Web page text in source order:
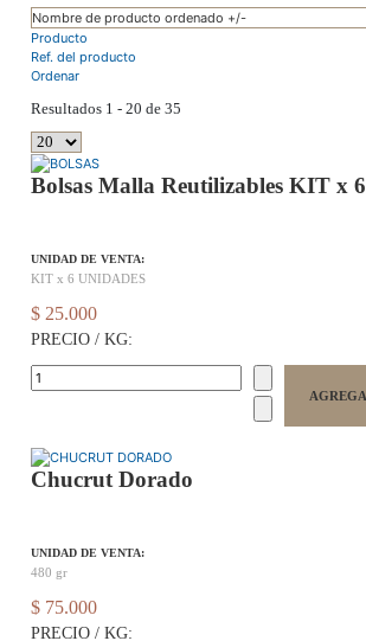
Nombre de producto ordenado +/-
Producto
Ref. del producto
Ordenar
Resultados 1 - 20 de 35
Bolsas Malla Reutilizables KIT x 6
UNIDAD DE VENTA:
KIT x 6 UNIDADES
$ 25.000
PRECIO / KG:
Chucrut Dorado
UNIDAD DE VENTA:
480 gr
$ 75.000
PRECIO / KG: